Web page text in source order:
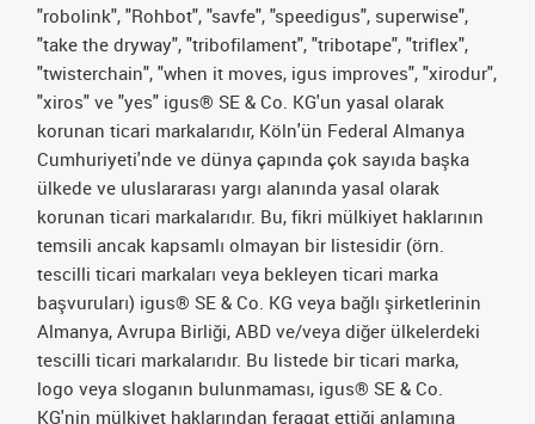
"robolink", "Rohbot", "savfe", "speedigus", superwise",
"take the dryway", "tribofilament", "tribotape", "triflex",
"twisterchain", "when it moves, igus improves", "xirodur",
"xiros" ve "yes" igus® SE & Co. KG'un yasal olarak
korunan ticari markalarıdır, Köln'ün Federal Almanya
Cumhuriyeti'nde ve dünya çapında çok sayıda başka
ülkede ve uluslararası yargı alanında yasal olarak
korunan ticari markalarıdır. Bu, fikri mülkiyet haklarının
temsili ancak kapsamlı olmayan bir listesidir (örn.
tescilli ticari markaları veya bekleyen ticari marka
başvuruları) igus® SE & Co. KG veya bağlı şirketlerinin
Almanya, Avrupa Birliği, ABD ve/veya diğer ülkelerdeki
tescilli ticari markalarıdır. Bu listede bir ticari marka,
logo veya sloganın bulunmaması, igus® SE & Co.
KG'nin mülkiyet haklarından feragat ettiği anlamına